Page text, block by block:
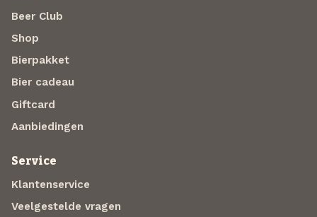
Beer Club
Shop
Bierpakket
Bier cadeau
Giftcard
Aanbiedingen
Service
Klantenservice
Veelgestelde vragen